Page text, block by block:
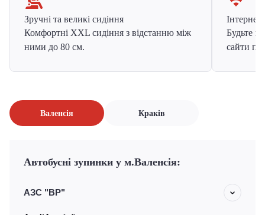
Зручні та великі сидіння
Комфортні XXL сидіння з відстанню між
ними до 80 см.
Інтернет
Будьте
сайти
Валенсія Краків
Автобусні зупинки у м.Валенсія:
АЗС "BP"